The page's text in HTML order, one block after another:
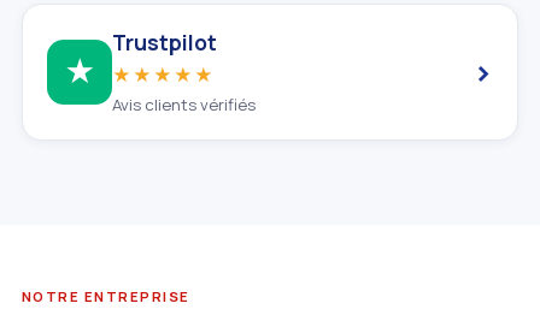
★
Trustpilot
★★★★★
Avis clients vérifiés
›
NOTRE ENTREPRISE